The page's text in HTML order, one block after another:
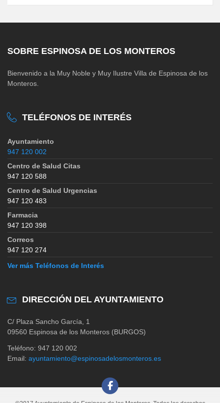
SOBRE ESPINOSA DE LOS MONTEROS
Bienvenido a la Muy Noble y Muy Ilustre Villa de Espinosa de los
Monteros.
TELÉFONOS DE INTERÉS
Ayuntamiento
947 120 002
Centro de Salud Citas
947 120 588
Centro de Salud Urgencias
947 120 483
Farmacia
947 120 398
Correos
947 120 274
Ver más Teléfonos de Interés
DIRECCIÓN DEL AYUNTAMIENTO
C/ Plaza Sancho García, 1
09560 Espinosa de los Monteros (BURGOS)
Teléfono: 947 120 002
Email: ayuntamiento@espinosadelosmonteros.es